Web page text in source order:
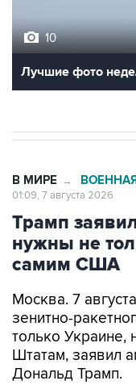
10
Лучшие фото
В МИРЕ →
01:09, 7 августа 2026
Трамп
нужны не
самим США
Москва. 7
зенитно-
только
Штатам, заявил
Дональд Трамп.